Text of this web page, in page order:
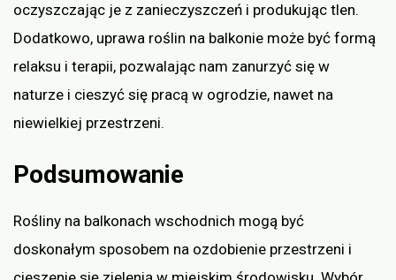
oczyszczając je z zanieczyszczeń i produkując tlen.
Dodatkowo, uprawa roślin na balkonie może być formą
relaksu i terapii, pozwalając nam zanurzyć się w
naturze i cieszyć się pracą w ogrodzie, nawet na
niewielkiej przestrzeni.
Podsumowanie
Rośliny na balkonach wschodnich mogą być
doskonałym sposobem na ozdobienie przestrzeni i